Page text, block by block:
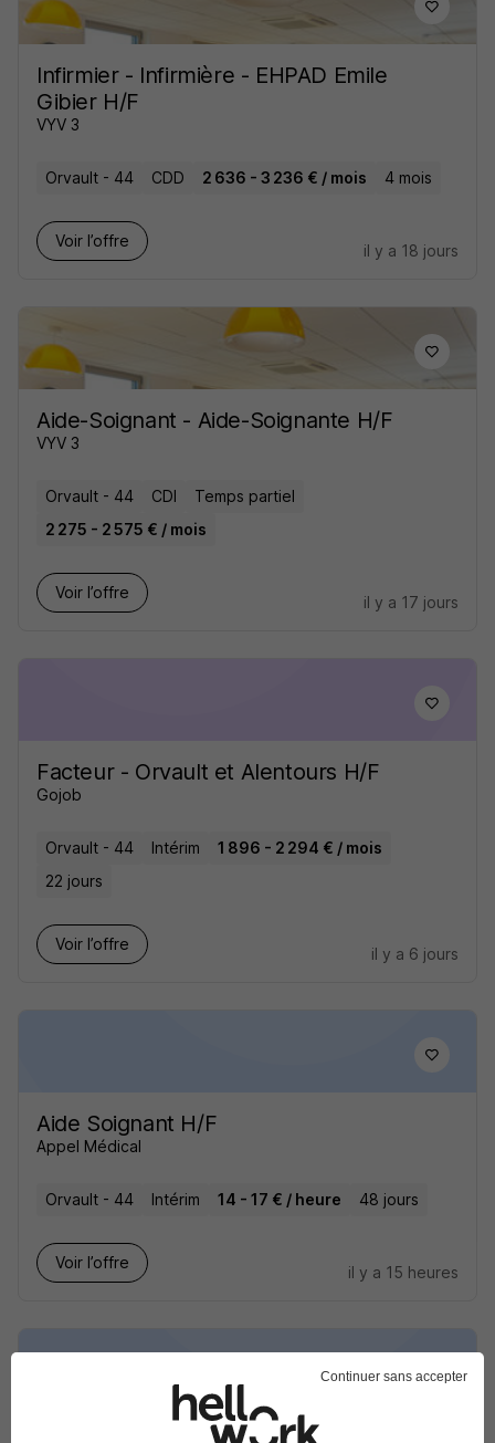
Infirmier - Infirmière - EHPAD Emile
Gibier H/F
VYV 3
Orvault - 44 CDD 2 636 - 3 236 € / mois 4 mois
Voir l’offre
il y a 18 jours
Aide-Soignant - Aide-Soignante H/F
VYV 3
Orvault - 44 CDI
Temps partiel
2 275 - 2 575 € / mois
Voir l’offre
il y a 17 jours
Facteur - Orvault et Alentours H/F
Gojob
Orvault - 44 Intérim
1 896 - 2 294 € / mois
22 jours
Voir l’offre
il y a 6 jours
Aide Soignant H/F
Appel Médical
Orvault - 44 Intérim 14 - 17 € / heure 48 jours
Voir l’offre
il y a 15 heures
Continuer sans accepter